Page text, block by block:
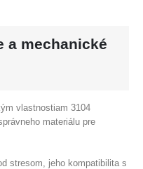
a mechanické
vlastnostiam 3104
materiálu pre
stresom, jeho kompatibilita s